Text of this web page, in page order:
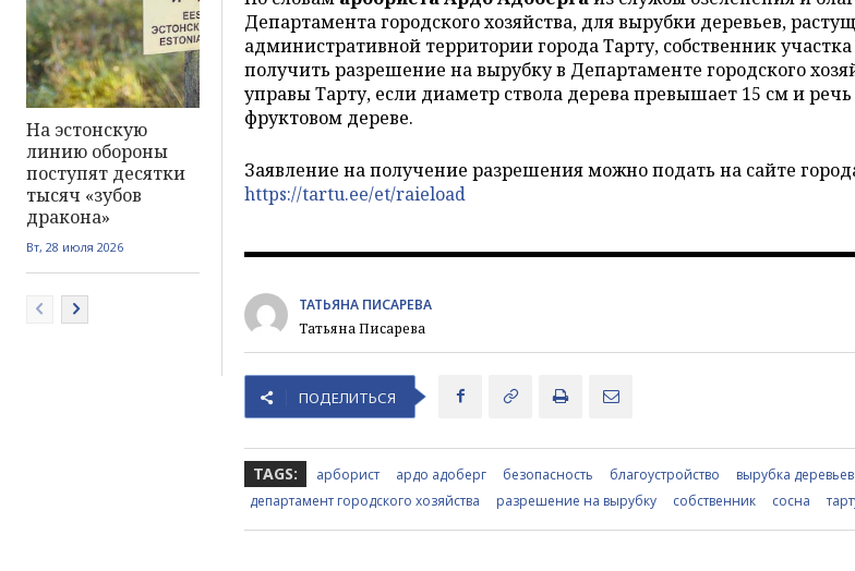
На эстонскую
линию обороны
поступят десятки
тысяч «зубов
дракона»
Вт, 28 июля 2026
Департамента городского хозяйства, для вырубки деревьев,
административной территории города Тарту, собственник участка
получить разрешение на вырубку в Департаменте городского
управы Тарту, если диаметр ствола дерева превышает 15 см и
фруктовом дереве.
Заявление на получение разрешения можно подать на сайте
https://tartu.ee/et/raieload
ТАТЬЯНА ПИСАРЕВА
Татьяна Писарева
ПОДЕЛИТЬСЯ
TAGS: арборист ардо адоберг безопасность благоустройство
вырубка деревьев
департамент городского хозяйства
разрешение на вырубку собственник сосна